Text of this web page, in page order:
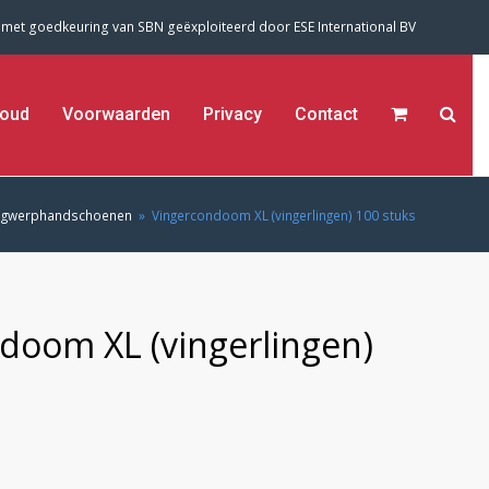
goedkeuring van SBN geëxploiteerd door ESE International BV
Voorwaarden Privacy Contact
» Vingercondoom XL (vingerlingen) 100 stuks
XL (vingerlingen)